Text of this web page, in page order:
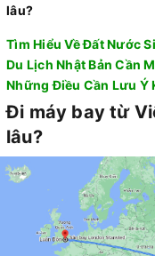
lâu?
Tìm Hiểu Về Đất Nước
Du Lịch Nhật Bản Cần
Những Điều Cần Lưu Ý
Đi máy bay từ
lâu?